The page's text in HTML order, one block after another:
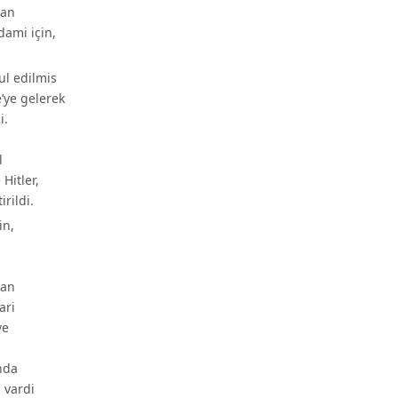
için,
edilmis
gelerek
Hitler,
vardi